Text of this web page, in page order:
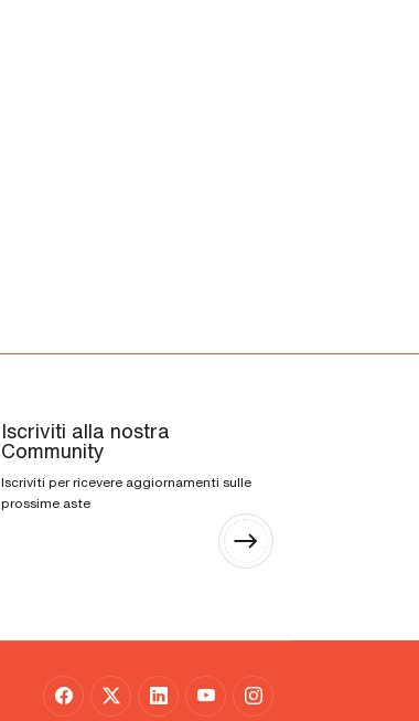
Iscriviti alla nostra
Community
Iscriviti per ricevere aggiornamenti sulle
prossime aste